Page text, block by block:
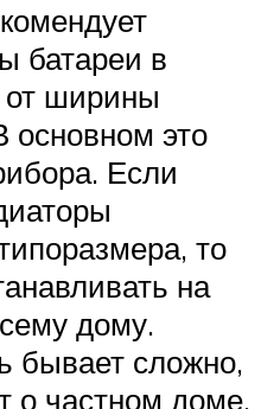
батареи в
от ширины
основном это
Если
то
на
дому.
бывает сложно,
о частном доме,